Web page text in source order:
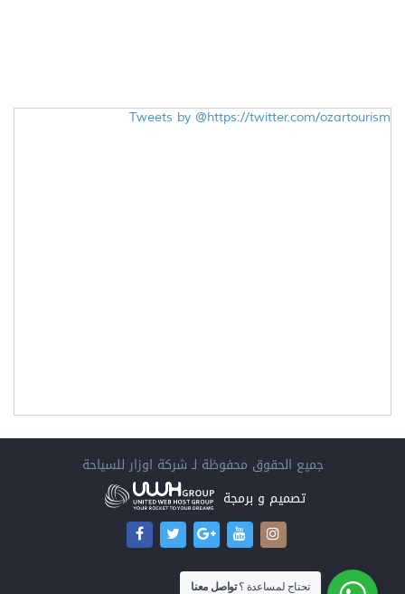
Tweets by @‎https://twitter.com/ozartourism
جميع الحقوق محفوظة لـ شركة اوزار للسياحة
تصميم و برمجة
تحتاج لمساعدة ؟تواصل معنا